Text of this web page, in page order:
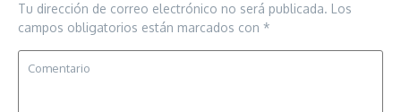
Tu dirección de correo electrónico no será publicada. Los
campos obligatorios están marcados con *